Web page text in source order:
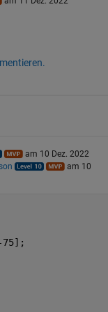
am 10 Dez. 2022
am 10